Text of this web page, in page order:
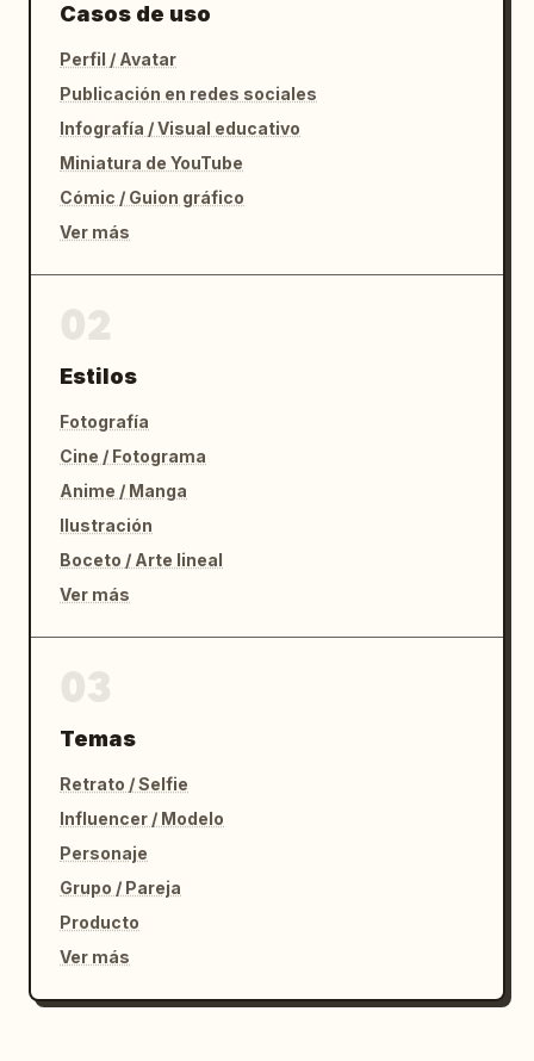
Casos de uso
Perfil / Avatar
Publicación en redes sociales
Infografía / Visual educativo
Miniatura de YouTube
Cómic / Guion gráfico
Ver más
Estilos
Fotografía
Cine / Fotograma
Anime / Manga
Ilustración
Boceto / Arte lineal
Ver más
Temas
Retrato / Selfie
Influencer / Modelo
Personaje
Grupo / Pareja
Producto
Ver más